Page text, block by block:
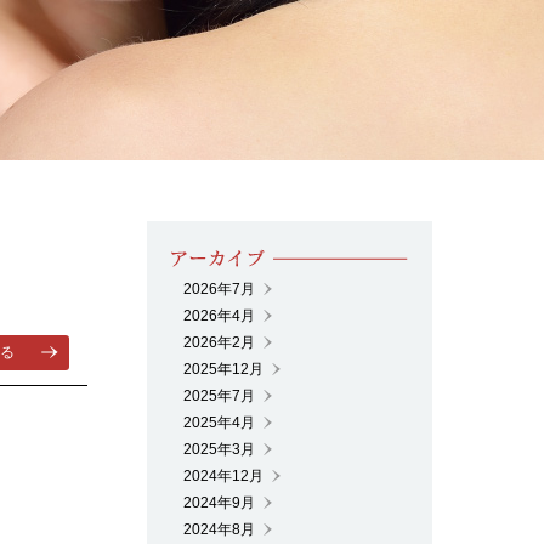
2026年7月
2026年4月
2026年2月
2025年12月
2025年7月
2025年4月
2025年3月
2024年12月
2024年9月
2024年8月